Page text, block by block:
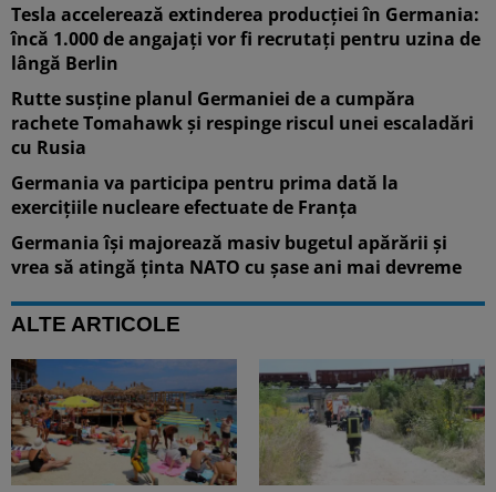
Tesla accelerează extinderea producției în Germania:
încă 1.000 de angajați vor fi recrutați pentru uzina de
lângă Berlin
Rutte susține planul Germaniei de a cumpăra
rachete Tomahawk și respinge riscul unei escaladări
cu Rusia
Germania va participa pentru prima dată la
exercițiile nucleare efectuate de Franța
Germania își majorează masiv bugetul apărării și
vrea să atingă ținta NATO cu șase ani mai devreme
ALTE ARTICOLE